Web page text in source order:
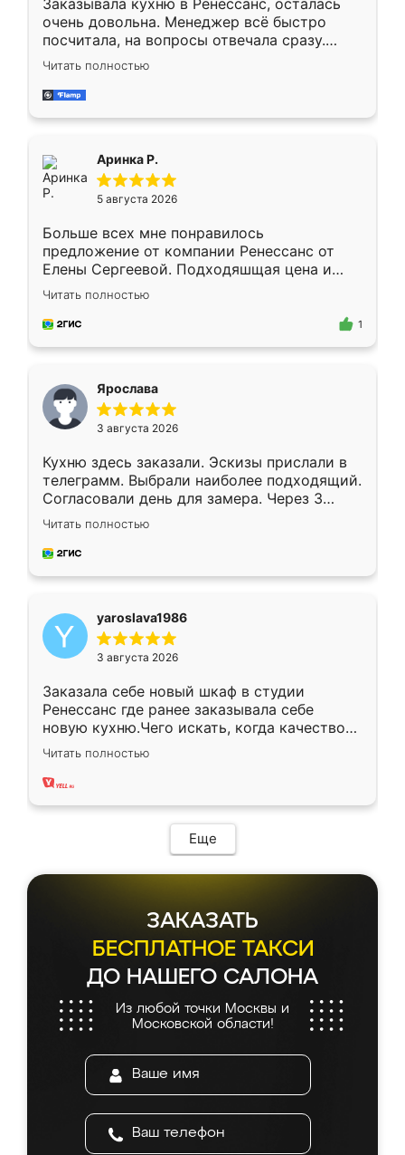
Заказывала кухню в Ренессанс, осталась
очень довольна. Менеджер всё быстро
посчитала, на вопросы отвечала сразу.
Замерщик приехал в субботу, подошёл к
делу со всей ответственностью. Собрали
за день, ребята работали аккуратно, даже
Читать полностью
Аринка Р.
5 августа 2026
Больше всех мне понравилось
предложение от компании Ренессанс от
Елены Сергеевой. Подходяшщая цена и
короткие сроки изготовления. Приехавший
для замера сотрудник Владислав
предложил по моему эскизу самый
Читать полностью
1
Ярослава
3 августа 2026
Кухню здесь заказали. Эскизы прислали в
телеграмм. Выбрали наиболее подходящий.
Согласовали день для замера. Через 3
недели кухня была уже готова. Остались
довольны работой. Спасибо Ренессанс
мебель за качественную работу!
Читать полностью
yaroslava1986
3 августа 2026
Заказала себе новый шкаф в студии
Ренессанс где ранее заказывала себе
новую кухню.Чего искать, когда качеством
вполне довольна. Служит кухня уже почти
два года, нареканий нет.
Читать полностью
Еще
ЗАКАЗАТЬ
БЕСПЛАТНОЕ ТАКСИ
ДО НАШЕГО САЛОНА
Из любой точки Москвы и
Московской области!